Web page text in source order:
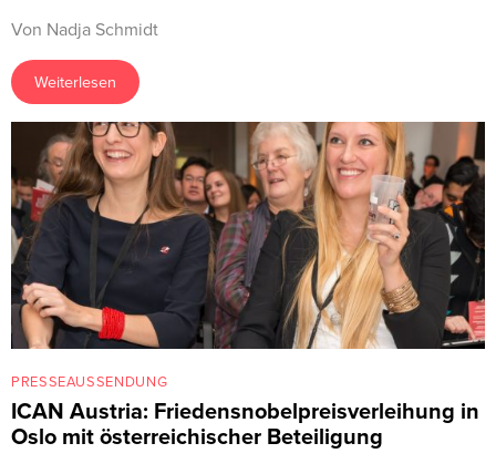
Von Nadja Schmidt
Weiterlesen
PRESSEAUSSENDUNG
ICAN Austria: Friedensnobelpreisverleihung in
Oslo mit österreichischer Beteiligung